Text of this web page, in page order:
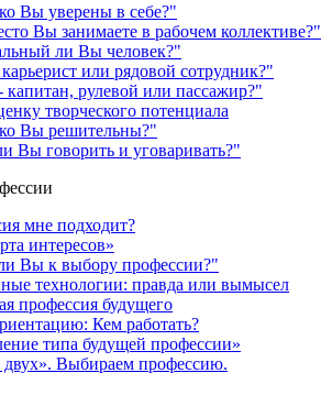
Вы уверены в себе?"
Вы занимаете в рабочем коллективе?"
ли Вы человек?"
или рядовой сотрудник?"
рулевой или пассажир?"
творческого потенциала
Вы решительны?"
Вы говорить и уговаривать?"
мне подходит?
интересов»
Вы к выбору профессии?"
технологии: правда или вымысел
профессия будущего
Кем работать?
типа будущей профессии»
двух». Выбираем профессию.